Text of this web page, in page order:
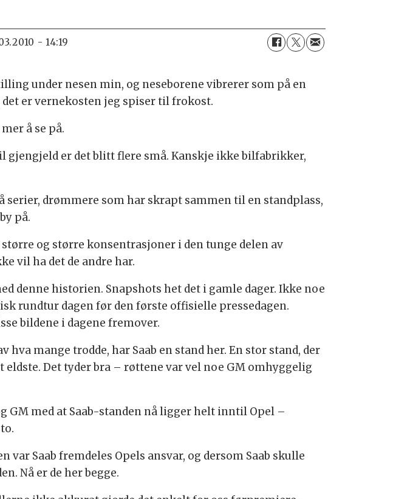
- 14:19
under nesen min, og neseborene vibrerer som på en
er vernekosten jeg spiser til frokost.
å se på.
gjengjeld er det blitt flere små. Kanskje ikke bilfabrikker,
drømmere som har skrapt sammen til en standplass,
på.
og større konsentrasjoner i den tunge delen av
vil ha det de andre har.
denne historien. Snapshots het det i gamle dager. Ikke noe
rundtur dagen før den første offisielle pressedagen.
bildene i dagene fremover.
mange trodde, har Saab en stand her. En stor stand, der
eldste. Det tyder bra – røttene var vel noe GM omhyggelig
GM med at Saab-standen nå ligger helt inntil Opel –
Saab fremdeles Opels ansvar, og dersom Saab skulle
Nå er de her begge.